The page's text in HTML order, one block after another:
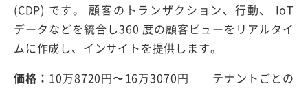
(CDP) です。 顧客のトランザクション、行動、 IoT
データなどを統合し360 度の顧客ビューをリアルタイ
ムに作成し、インサイトを提供します。
価格： 10万8720円〜16万3070円 テナントごとの